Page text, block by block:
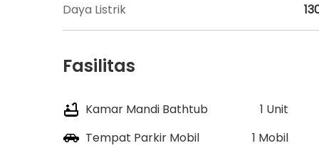
Daya Listrik
Fasilitas
Kamar Mandi Bathtub
1 Unit
Tempat Parkir Mobil
1 Mobil